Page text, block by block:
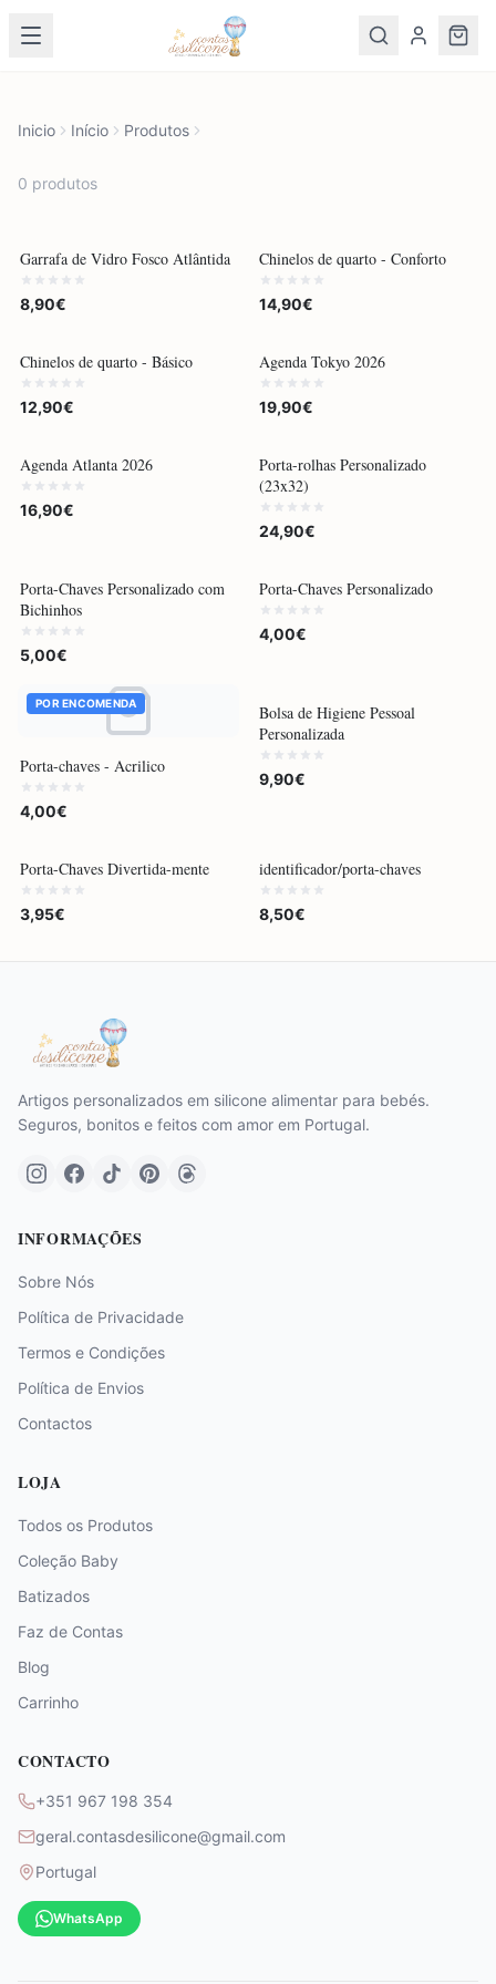
Inicio Início Produtos
0 produtos
Garrafa de Vidro Fosco Atlântida
8,90€
Chinelos de quarto - Conforto
14,90€
Chinelos de quarto - Básico
12,90€
Agenda Tokyo 2026
19,90€
Agenda Atlanta 2026
16,90€
Porta-rolhas Personalizado
(23x32)
24,90€
Porta-Chaves Personalizado com
Bichinhos
5,00€
Porta-Chaves Personalizado
4,00€
POR ENCOMENDA
Porta-chaves - Acrilico
4,00€
Bolsa de Higiene Pessoal
Personalizada
9,90€
Porta-Chaves Divertida-mente
3,95€
identificador/porta-chaves
8,50€
Artigos personalizados em silicone alimentar para bebés.
Seguros, bonitos e feitos com amor em Portugal.
INFORMAÇÕES
Sobre Nós
Política de Privacidade
Termos e Condições
Política de Envios
Contactos
LOJA
Todos os Produtos
Coleção Baby
Batizados
Faz de Contas
Blog
Carrinho
CONTACTO
+351 967 198 354
geral.contasdesilicone@gmail.com
Portugal
WhatsApp